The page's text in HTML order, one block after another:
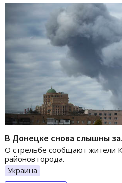
В Донецке снова слышны
О стрельбе сообщают жители
районов города.
Украина